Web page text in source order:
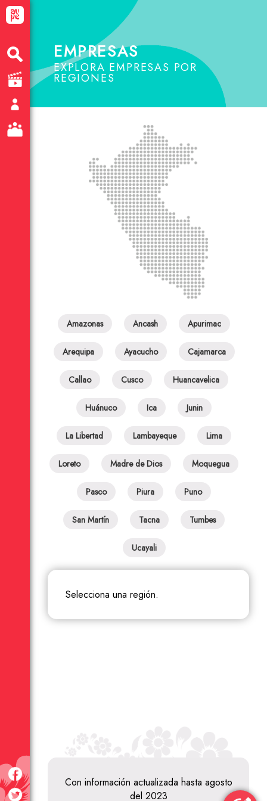
EMPRESAS
EXPLORA EMPRESAS POR
REGIONES
Amazonas Ancash Apurimac
Arequipa Ayacucho Cajamarca
Callao Cusco Huancavelica
Huánuco Ica Junin
La Libertad Lambayeque Lima
Loreto Madre de Dios Moquegua
Pasco Piura Puno
San Martín Tacna Tumbes
Ucayali
selecciona una región.
Con información actualizada hasta agosto
del 2023